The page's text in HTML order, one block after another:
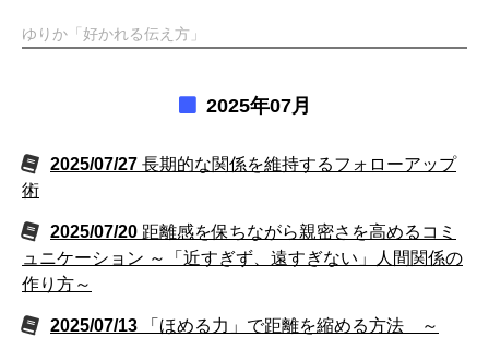
ゆりか「好かれる伝え方」
2025年07月
2025/07/27 長期的な関係を維持するフォローアップ
術
2025/07/20 距離感を保ちながら親密さを高めるコミ
ュニケーション ～「近すぎず、遠すぎない」人間関係の
作り方～
2025/07/13
「ほめる力」で距離を縮める方法 ～